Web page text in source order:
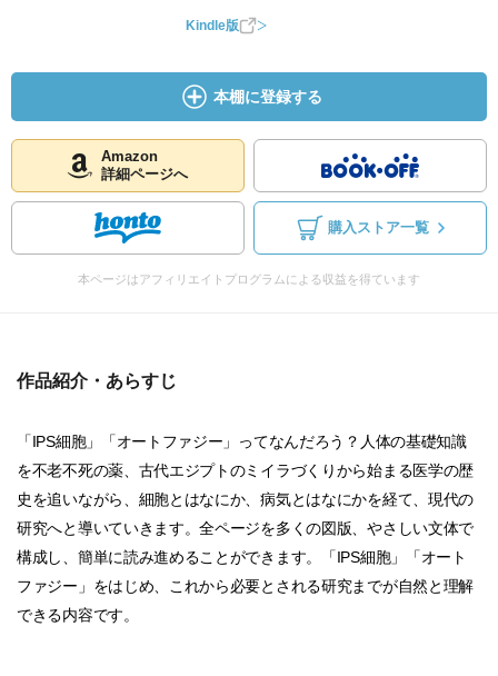
Kindle版
本棚に登録する
Amazon
詳細ページへ
購入ストア一覧
本ページはアフィリエイトプログラムによる収益を得ています
作品紹介・あらすじ
「IPS細胞」「オートファジー」ってなんだろう？人体の基礎知識
を不老不死の薬、古代エジプトのミイラづくりから始まる医学の歴
史を追いながら、細胞とはなにか、病気とはなにかを経て、現代の
研究へと導いていきます。全ページを多くの図版、やさしい文体で
構成し、簡単に読み進めることができます。「IPS細胞」「オート
ファジー」をはじめ、これから必要とされる研究までが自然と理解
できる内容です。